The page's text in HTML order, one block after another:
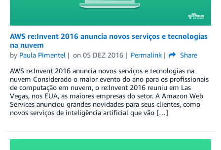
AWS re:Invent 2016 anuncia novos serviços e tecnologias
na nuvem
by Paula Pimentel on 05 DEZ 2016 Permalink
Share
AWS re:Invent 2016 anuncia novos serviços e tecnologias na
nuvem Considerado o maior evento do ano para os profissionais
de computação em nuvem, o re:Invent 2016 reuniu em Las
Vegas, nos EUA, as maiores empresas do setor. A Amazon Web
Services anunciou grandes novidades para seus clientes, como
novos serviços de inteligência artificial que vão […]